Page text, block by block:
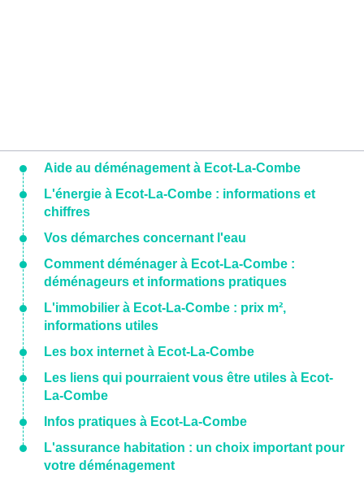
Aide au déménagement à Ecot-La-Combe
L'énergie à Ecot-La-Combe : informations et
chiffres
Vos démarches concernant l'eau
Comment déménager à Ecot-La-Combe :
déménageurs et informations pratiques
L'immobilier à Ecot-La-Combe : prix m²,
informations utiles
Les box internet à Ecot-La-Combe
Les liens qui pourraient vous être utiles à Ecot-
La-Combe
Infos pratiques à Ecot-La-Combe
L'assurance habitation : un choix important pour
votre déménagement